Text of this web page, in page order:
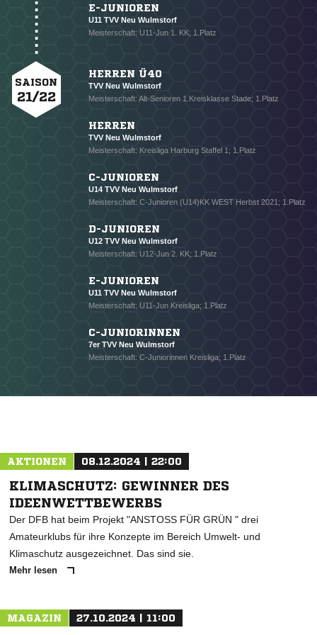
E-JUNIOREN
U11 TVV Neu Wulmstorf
Meisterschaft: U11-Jun 1. KK; 1.Platz
SAISON
21/22
HERREN Ü40
TVV Neu Wulmstorf
Meisterschaft: Alt-Senioren 1.Kreisklasse Stade; 1.Platz
HERREN
TVV Neu Wulmstorf
Meisterschaft: Kreisliga Harburg Staffel 1; 1.Platz
C-JUNIOREN
U14 TVV Neu Wulmstorf
Meisterschaft: C-Junioren (U14)KK WEST Herbst 2021; 1.Platz
D-JUNIOREN
U12 TVV Neu Wulmstorf
Meisterschaft: U12-Jun 2. KK; 1.Platz
E-JUNIOREN
U11 TVV Neu Wulmstorf
Meisterschaft: U11-Jun Kreisliga; 1.Platz
C-JUNIORINNEN
7er TVV Neu Wulmstorf
Meisterschaft: C-Juniorinnen Kreisliga; 1.Platz
AKTIONEN 08.12.2024 | 22:00
KLIMASCHUTZ: GEWINNER DES
IDEENWETTBEWERBS
Der DFB hat beim Projekt "ANSTOSS FÜR GRÜN " drei
Amateurklubs für ihre Konzepte im Bereich Umwelt- und
Klimaschutz ausgezeichnet. Das sind sie.
Mehr lesen
MAGAZIN 27.10.2024 | 11:00